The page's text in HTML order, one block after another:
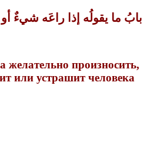
بابُ ما يقولُه إذا راعَه شيءٌ
желательно произносить,
или устрашит человека